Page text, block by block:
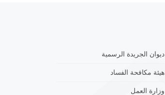
ديوان الجريدة الرسمية
هيئة مكافحة الفساد
وزارة العمل